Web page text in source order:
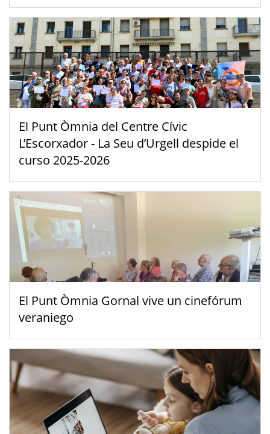
El Punt Òmnia del Centre Cívic
L’Escorxador - La Seu d’Urgell despide el
curso 2025-2026
El Punt Òmnia Gornal vive un cinefórum
veraniego